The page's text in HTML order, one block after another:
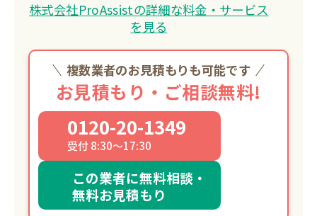
株式会社ProAssistの詳細な料金・サービス
を見る
複数業者のお見積もりも可能です
お見積もり・ご相談無料!
0120-20-1349
受付 8:30～17:30
この業者に無料相談・
無料お見積もり